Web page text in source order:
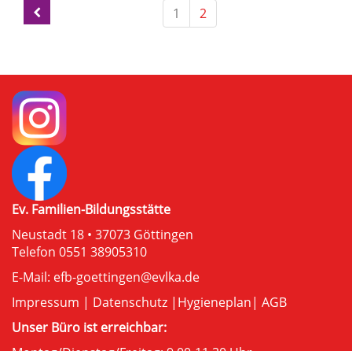
1 2
Ev. Familien-Bildungsstätte
Neustadt 18 • 37073 Göttingen
Telefon 0551 38905310
E-Mail: efb-goettingen@evlka.de
Impressum | Datenschutz | Hygieneplan| AGB
Unser Büro ist erreichbar: